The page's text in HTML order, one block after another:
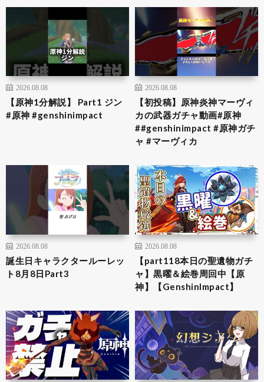
2026.08.08
【原神1分解説】 Part1 ジン
#原神 #genshinimpact
2026.08.08
【初投稿】原神炎神マーヴィ
カの武器ガチャ動画#原神
##genshinimpact #原神ガチ
ャ #マーヴィカ
2026.08.08
誕生日キャラクタールーレッ
ト8月8日Part3
2026.08.08
【part118本日の聖遺物ガチ
ャ】黒曜＆絵巻周回中【原
神】【GenshinImpact】